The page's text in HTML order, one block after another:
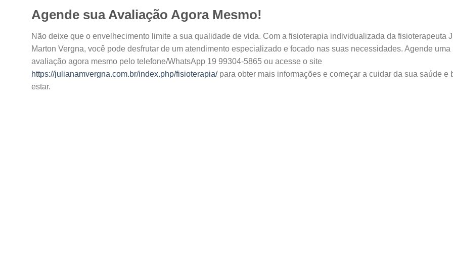
Agende sua Avaliação Agora Mesmo!
Não deixe que o envelhecimento limite a sua qualidade de vida. Com a fisioterapia individualizada da fisioterapeuta
Marton Vergna, você pode desfrutar de um atendimento especializado e focado nas suas necessidades. Agende uma
avaliação agora mesmo pelo telefone/WhatsApp 19 99304-5865 ou acesse o site
https://julianamvergna.com.br/index.php/fisioterapia/para obter mais informações e começar a cuidar da sua saúde e
estar.